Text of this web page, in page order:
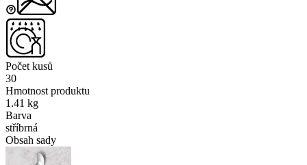
Počet kusů
30
Hmotnost produktu
1.41 kg
Barva
stříbrná
Obsah sady